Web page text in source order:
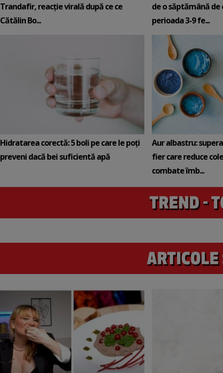
Trandafir, reacție virală după ce ce
Cătălin Bo...
de o săptămână de
perioada 3-9 fe...
Hidratarea corectă: 5 boli pe care le poți
preveni dacă bei suficientă apă
Aur albastru:
fier care reduce
combate îmb...